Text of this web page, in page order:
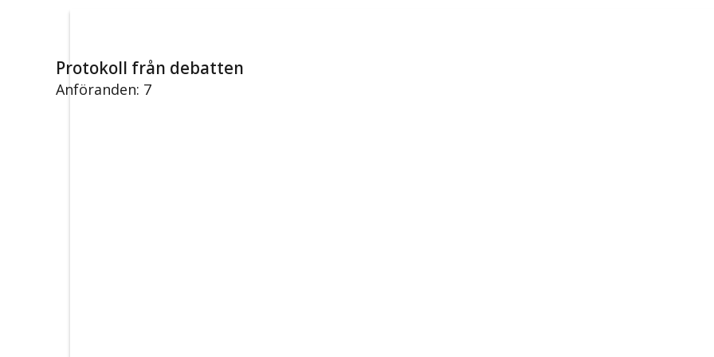
Protokoll från debatten
Anföranden: 7